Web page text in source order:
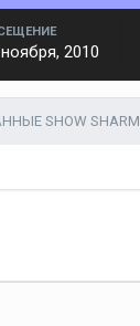
2010
SHOW SHARM